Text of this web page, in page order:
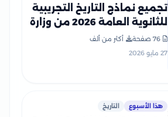
تجميع نماذج التاريخ التجريبية
للثانوية العامة 2026 من وزارة
التربية والتعليم PDF
76 صفحة
أكثر من ألف
27 مايو 2026
هذا الأسبوع التاريخ